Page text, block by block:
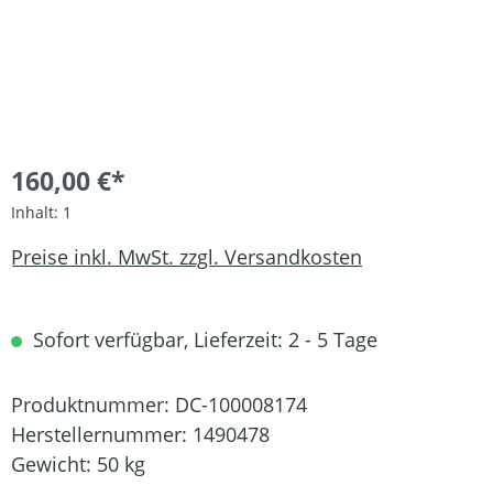
160,00 €*
Inhalt: 1
Preise inkl. MwSt. zzgl. Versandkosten
Sofort verfügbar, Lieferzeit: 2 - 5 Tage
Produktnummer: DC-100008174
Herstellernummer: 1490478
Gewicht: 50 kg